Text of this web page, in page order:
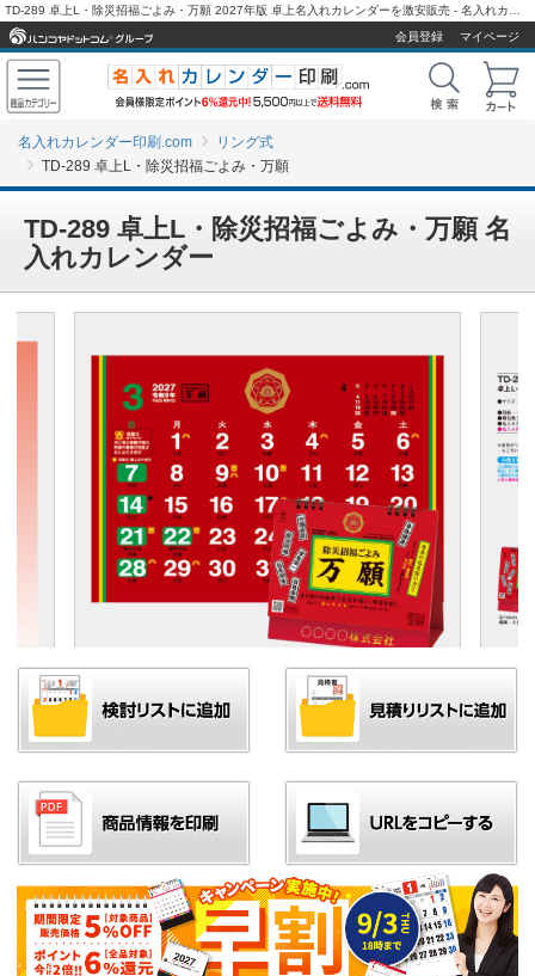
会員登録
マイページ
名入れカレンダー印刷.com
リング式
TD-289 卓上L・除災招福ごよみ・万願
TD-289 卓上L・除災招福ごよみ・万願 名
入れカレンダー